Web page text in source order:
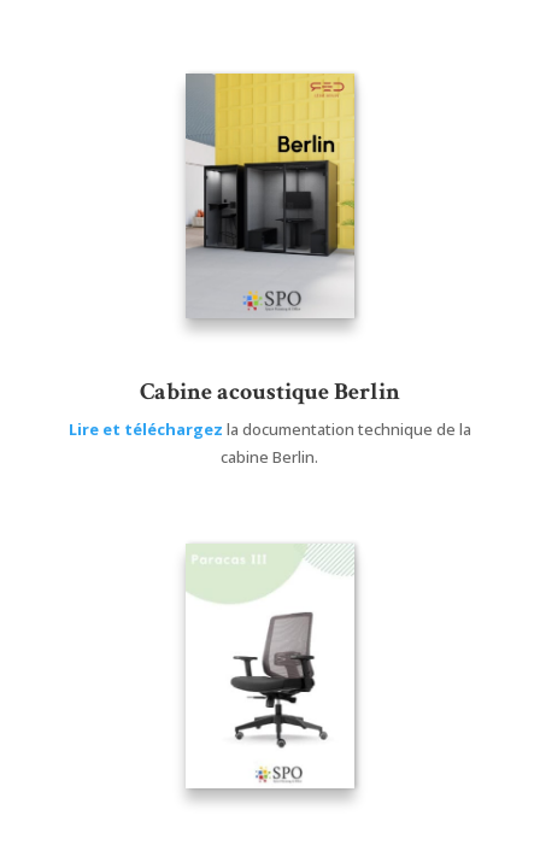
Cabine acoustique Berlin
Lire et téléchargez la documentation technique de la
cabine Berlin.